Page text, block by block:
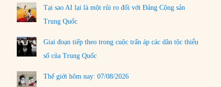
Tại sao AI lại là một rủi ro đối với Đảng Cộng sản
Trung Quốc
Giai đoạn tiếp theo trong cuộc trấn áp các dân tộc thiểu
số của Trung Quốc
Thế giới hôm nay: 07/08/2026